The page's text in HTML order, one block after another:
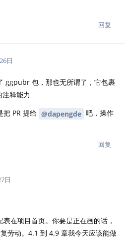
回复
日
ggpubr 包，那也无所谓了，它包裹
释能力
把 PR 提给 @dapengde 吧，操作
回复
日
在项目首页。你要是正在画的话，
劳动。4.1 到 4.9 章我今天应该能做